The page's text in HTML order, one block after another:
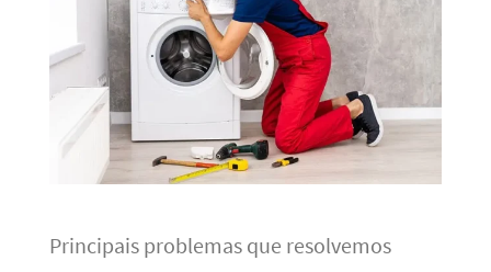
Principais problemas que resolvemos